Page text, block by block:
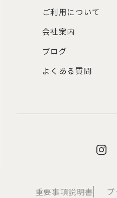
ご利用について
会社案内
ブログ
よくある質問
重要事項説明書